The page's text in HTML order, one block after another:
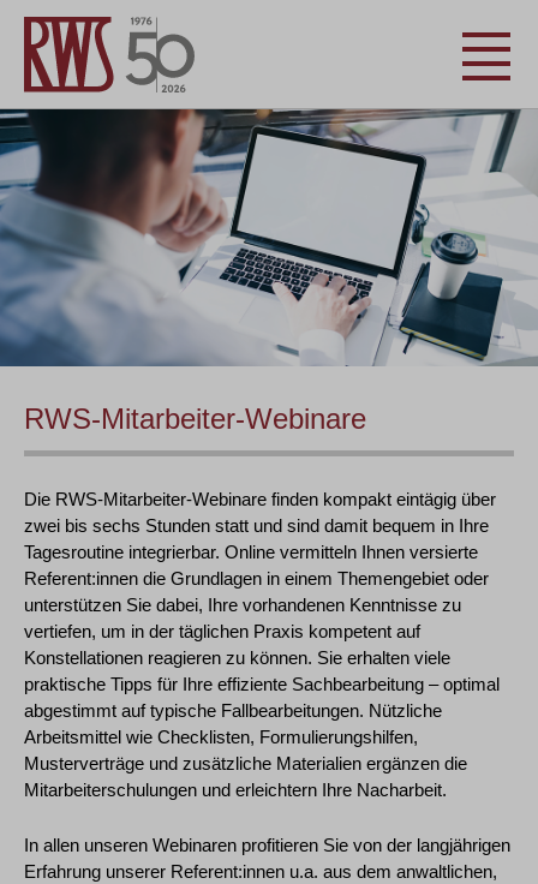
RWS-Mitarbeiter-Webinare
Die RWS-Mitarbeiter-Webinare finden kompakt eintägig über
zwei bis sechs Stunden statt und sind damit bequem in Ihre
Tagesroutine integrierbar. Online vermitteln Ihnen versierte
Referent:innen die Grundlagen in einem Themengebiet oder
unterstützen Sie dabei, Ihre vorhandenen Kenntnisse zu
vertiefen, um in der täglichen Praxis kompetent auf
Konstellationen reagieren zu können. Sie erhalten viele
praktische Tipps für Ihre effiziente Sachbearbeitung – optimal
abgestimmt auf typische Fallbearbeitungen. Nützliche
Arbeitsmittel wie Checklisten, Formulierungshilfen,
Musterverträge und zusätzliche Materialien ergänzen die
Mitarbeiterschulungen und erleichtern Ihre Nacharbeit.
In allen unseren Webinaren profitieren Sie von der langjährigen
Erfahrung unserer Referent:innen u.a. aus dem anwaltlichen,